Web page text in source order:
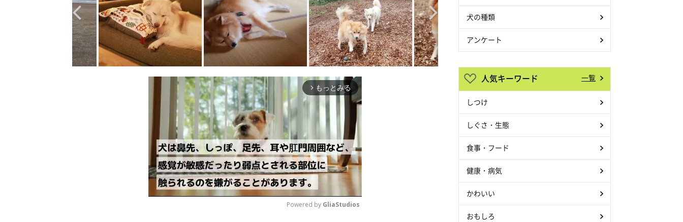
arrow_forward_ios もっとみる
Powered by GliaStudios
犬の種類
アンケート
人気キーワード 一覧
しつけ
しぐさ・生態
食事・フード
健康・病気
かわいい
おもしろ